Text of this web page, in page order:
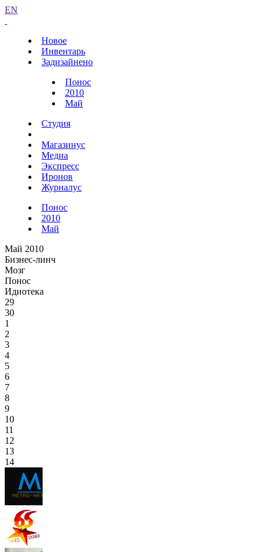
EN
Новое
Инвентарь
Задизайнено
Понос
2010
Май
Студия
Магазинус
Медиа
Экспресс
Иронов
Журналус
Понос
2010
Май
Май 2010
Бизнес-линч
Мозг
Понос
Идиотека
29
30
1
2
3
4
5
6
7
8
9
10
11
12
13
14